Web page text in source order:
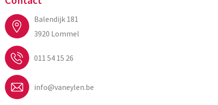
Balendijk 181
3920 Lommel
011 54 15 26
info@vaneylen.be